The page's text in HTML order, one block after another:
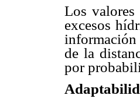
Los valores
excesos
de la
por